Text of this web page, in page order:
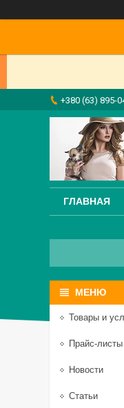
+380 (63) 895-
ГЛАВНАЯ
Товары и
Прайс-листы
Новости
Статьи